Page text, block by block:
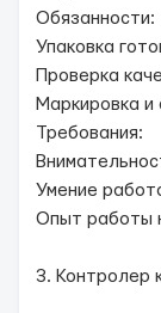
Обязанности:
Упаковка
Проверка
Маркировка и
Требования:
Умение
Опыт работы
3. Контролер